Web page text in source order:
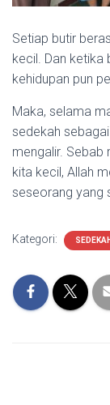
Setiap butir
kecil. Dan ketika
kehidupan pun
Maka, selama
sedekah
mengalir. Sebab
kita kecil, Allah
seseorang yang
Kategori: SEDEKAH